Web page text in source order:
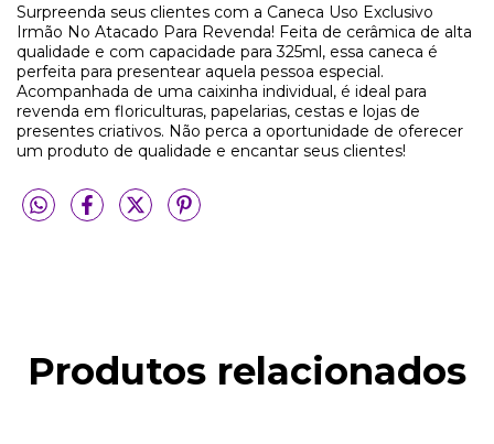
Surpreenda seus clientes com a Caneca Uso Exclusivo
Irmão No Atacado Para Revenda! Feita de cerâmica de alta
qualidade e com capacidade para 325ml, essa caneca é
perfeita para presentear aquela pessoa especial.
Acompanhada de uma caixinha individual, é ideal para
revenda em floriculturas, papelarias, cestas e lojas de
presentes criativos. Não perca a oportunidade de oferecer
um produto de qualidade e encantar seus clientes!
Produtos relacionados